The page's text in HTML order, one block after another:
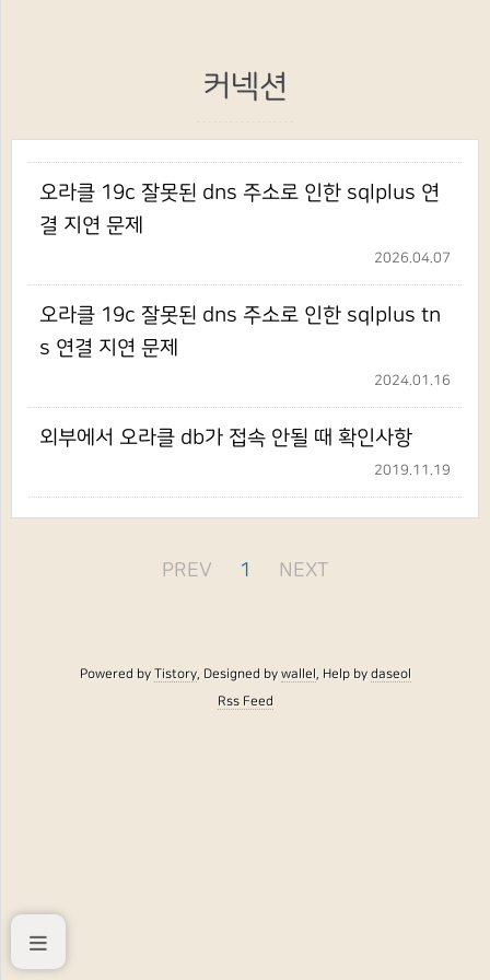
커넥션
오라클 19c 잘못된 dns 주소로 인한 sqlplus 연
결 지연 문제
2026.04.07
오라클 19c 잘못된 dns 주소로 인한 sqlplus tn
s 연결 지연 문제
2024.01.16
외부에서 오라클 db가 접속 안될 때 확인사항
2019.11.19
PREV 1 NEXT
Powered byTistory, Designed bywallel, Help bydaseol
Rss Feed